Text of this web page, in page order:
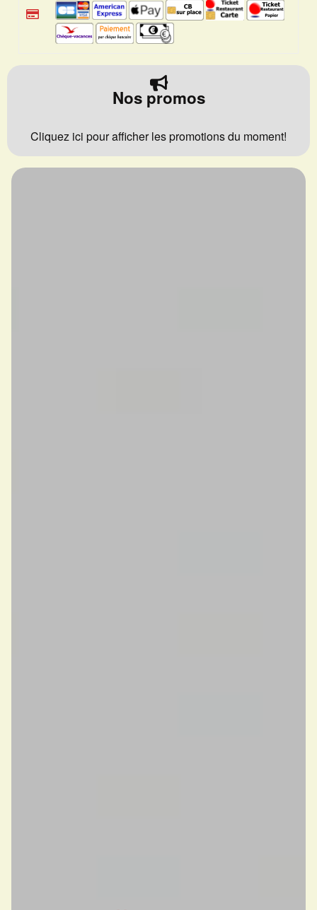
Nos promos
Cliquez ici pour afficher les promotions du moment!